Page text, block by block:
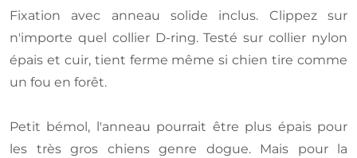
Fixation avec anneau solide inclus. Clippez sur
n'importe quel collier D-ring. Testé sur collier nylon
épais et cuir, tient ferme même si chien tire comme
un fou en forêt.
Petit bémol, l'anneau pourrait être plus épais pour
les très gros chiens genre dogue. Mais pour la